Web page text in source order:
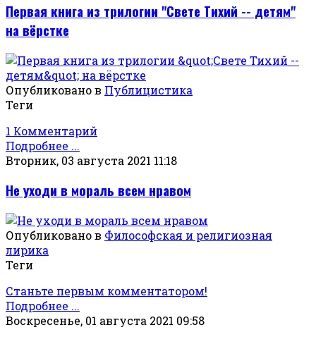
Первая книга из трилогии "Свете Тихий -- детям"
на вёрстке
Опубликовано в Публицистика
Теги
1 Комментарий
Подробнее ...
Вторник, 03 августа 2021 11:18
Не уходи в мораль всем нравом
Опубликовано в Философская и религиозная
лирика
Теги
Станьте первым комментатором!
Подробнее ...
Воскресенье, 01 августа 2021 09:58